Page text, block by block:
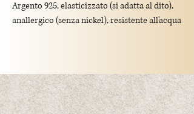
Argento 925, elasticizzato (si adatta al dito),
anallergico (senza nickel), resistente all'acqua
in foto, ci può essere una leggera
differenza di tonalità